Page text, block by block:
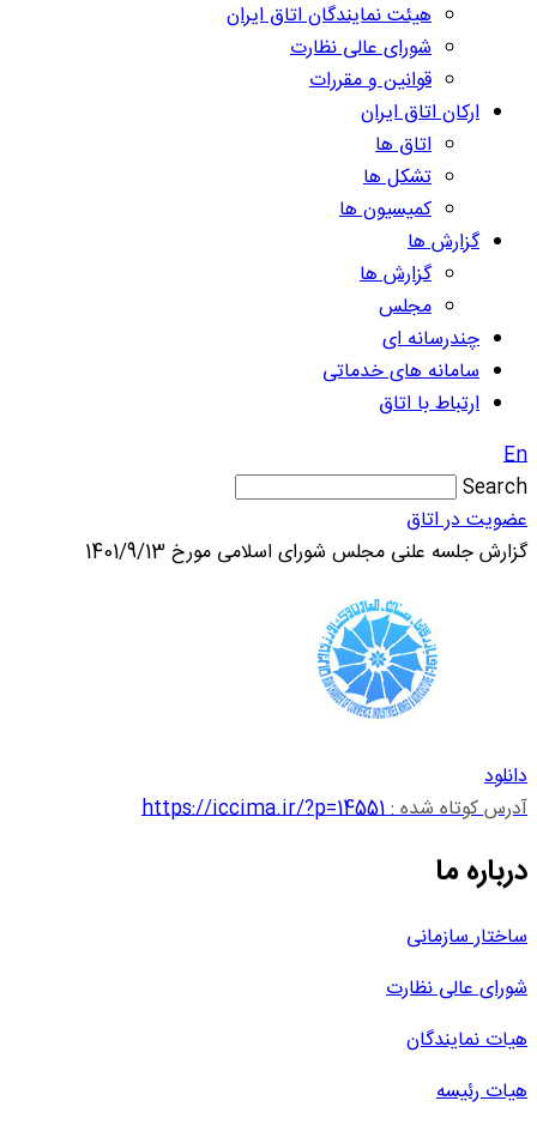
هیئت نمایندگان اتاق ایران
شورای عالی نظارت
قوانین و مقررات
ارکان اتاق ایران
اتاق ها
تشکل ها
کمیسیون ها
گزارش ها
گزارش ها
مجلس
چندرسانه ای
سامانه های خدماتی
ارتباط با اتاق
En
Search
عضویت در اتاق
گزارش جلسه علنی مجلس شورای اسلامی مورخ 1401/9/13
دانلود
آدرس کوتاه شده :https://iccima.ir/?p=14551
درباره ما
ساختار سازمانی
شورای عالی نظارت
هیات نمایندگان
هیات رئیسه